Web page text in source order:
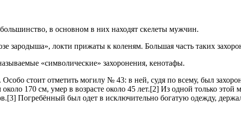
в основном в них находят скелеты мужчин.
зародыша», локти прижаты к коленям. Большая часть таких
«символические» захоронения, кенотафы.
стоит отметить могилу № 43: в ней, судя по всему, был
170 см, умер в возрасте около 45 лет.[2] Из одной только
Погребённый был одет в исключительно богатую одежду,